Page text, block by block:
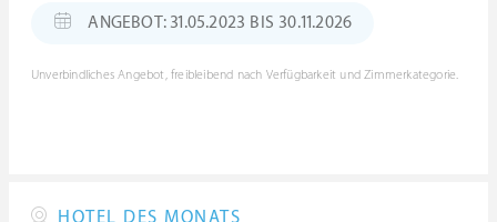
ANGEBOT: 31.05.2023 BIS 30.11.2026
Unverbindliches Angebot, freibleibend nach Verfügbarkeit und Zimmerkategorie.